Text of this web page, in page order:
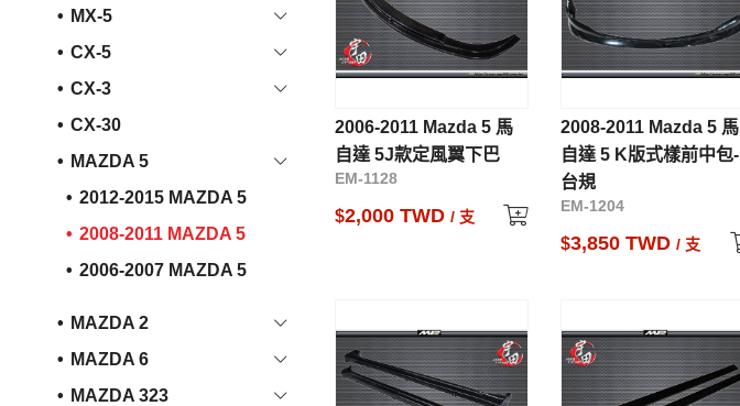
MX-5
CX-5
CX-3
CX-30
MAZDA 5
2012-2015 MAZDA 5
2008-2011 MAZDA 5
2006-2007 MAZDA 5
MAZDA 2
MAZDA 6
MAZDA 323
2006-2011 Mazda 5 馬
自達 5J款定風翼下巴
EM-1128
$2,000 TWD / 支
2008-2011 Mazda 5 馬
自達 5 K版式樣前中包-
台規
EM-1204
$3,850 TWD/ 支